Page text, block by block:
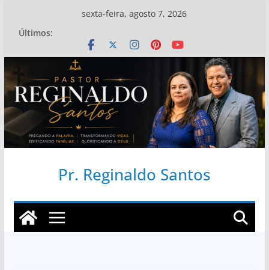
conteúdo
sexta-feira, agosto 7, 2026
Últimos:
Pr. Reginaldo Santos